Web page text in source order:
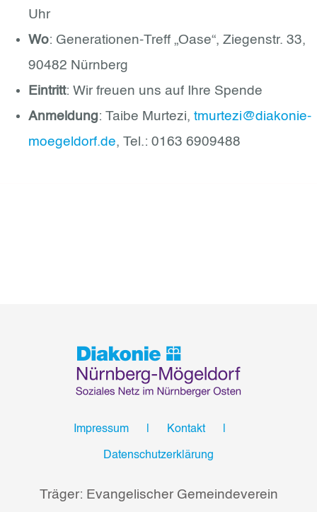
Uhr
Wo: Generationen-Treff „Oase“, Ziegenstr. 33,
90482 Nürnberg
Eintritt: Wir freuen uns auf Ihre Spende
Anmeldung: Taibe Murtezi, tmurtezi@diakonie-
moegeldorf.de, Tel.: 0163 6909488
Impressum Kontakt
Datenschutzerklärung
Träger: Evangelischer Gemeindeverein